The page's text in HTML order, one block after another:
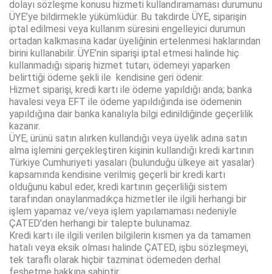
dolayı sözleşme konusu hizmeti kullandıramaması durumunu
ÜYE’ye bildirmekle yükümlüdür. Bu takdirde ÜYE, siparişin
iptal edilmesi veya kullanım süresini engelleyici durumun
ortadan kalkmasına kadar üyeliğinin ertelenmesi haklarından
birini kullanabilir. ÜYE’nin siparişi iptal etmesi halinde hiç
kullanmadığı sipariş hizmet tutarı, ödemeyi yaparken
belirttiği ödeme şekli ile kendisine geri ödenir.
Hizmet siparişi, kredi kartı ile ödeme yapıldığı anda; banka
havalesi veya EFT ile ödeme yapıldığında ise ödemenin
yapıldığına dair banka kanalıyla bilgi edinildiğinde geçerlilik
kazanır.
ÜYE, ürünü satın alırken kullandığı veya üyelik adına satın
alma işlemini gerçekleştiren kişinin kullandığı kredi kartının
Türkiye Cumhuriyeti yasaları (bulunduğu ülkeye ait yasalar)
kapsamında kendisine verilmiş geçerli bir kredi kartı
olduğunu kabul eder, kredi kartının geçerliliği sistem
tarafından onaylanmadıkça hizmetler ile ilgili herhangi bir
işlem yapamaz ve/veya işlem yapılamaması nedeniyle
ÇATED’den herhangi bir talepte bulunamaz.
Kredi kartı ile ilgili verilen bilgilerin kısmen ya da tamamen
hatalı veya eksik olması halinde ÇATED, işbu sözleşmeyi,
tek taraflı olarak hiçbir tazminat ödemeden derhal